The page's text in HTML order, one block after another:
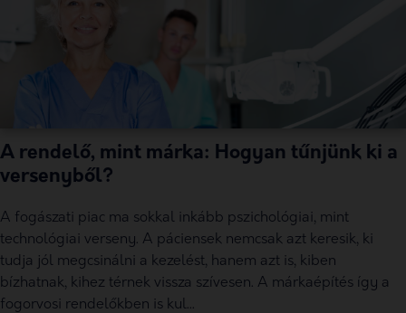
A rendelő, mint márka: Hogyan tűnjünk ki a
versenyből?
A fogászati piac ma sokkal inkább pszichológiai, mint
technológiai verseny. A páciensek nemcsak azt keresik, ki
tudja jól megcsinálni a kezelést, hanem azt is, kiben
bízhatnak, kihez térnek vissza szívesen. A márkaépítés így a
fogorvosi rendelőkben is kul...